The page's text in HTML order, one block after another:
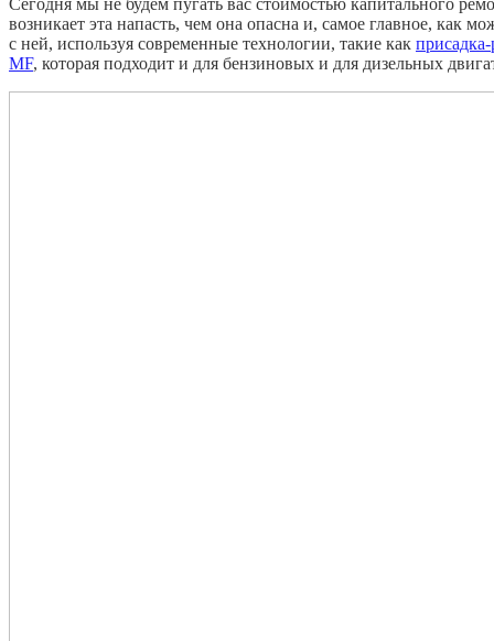
возникает эта напасть, чем она опасна и, самое главное, как
с ней, используя современные технологии, такие как
MF, которая подходит и для бензиновых и для дизельных